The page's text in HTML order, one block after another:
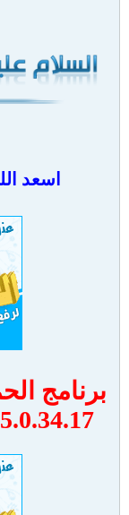
اسعد
برنامج